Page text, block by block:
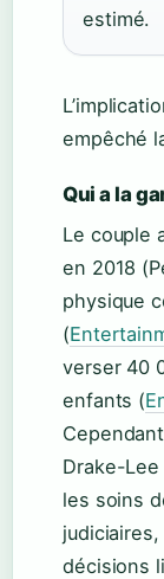
estimé.
empêché
Qui a la
Le couple
en 2018
physique
(
verser 40
enfants (
Drake-
les soins
décisions